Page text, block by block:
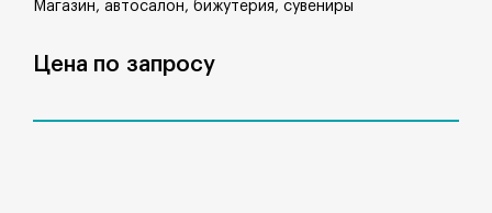
Магазин, автосалон, бижутерия, сувениры
Цена по запросу